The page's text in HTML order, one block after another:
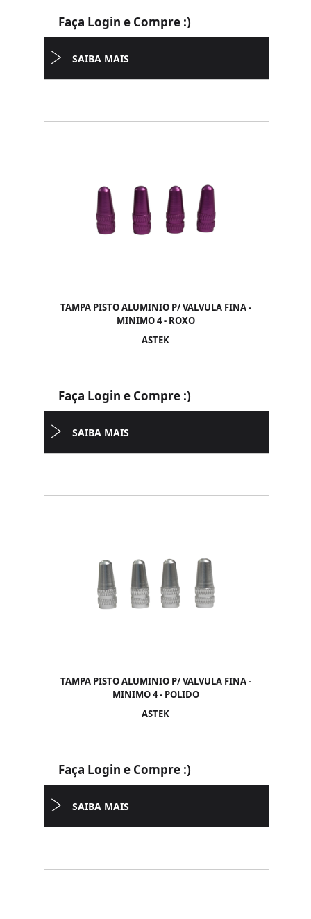
Faça Login e Compre :)
SAIBA MAIS
TAMPA PISTO ALUMINIO P/ VALVULA FINA -
MINIMO 4 - ROXO
ASTEK
Faça Login e Compre :)
SAIBA MAIS
TAMPA PISTO ALUMINIO P/ VALVULA FINA -
MINIMO 4 - POLIDO
ASTEK
Faça Login e Compre :)
SAIBA MAIS